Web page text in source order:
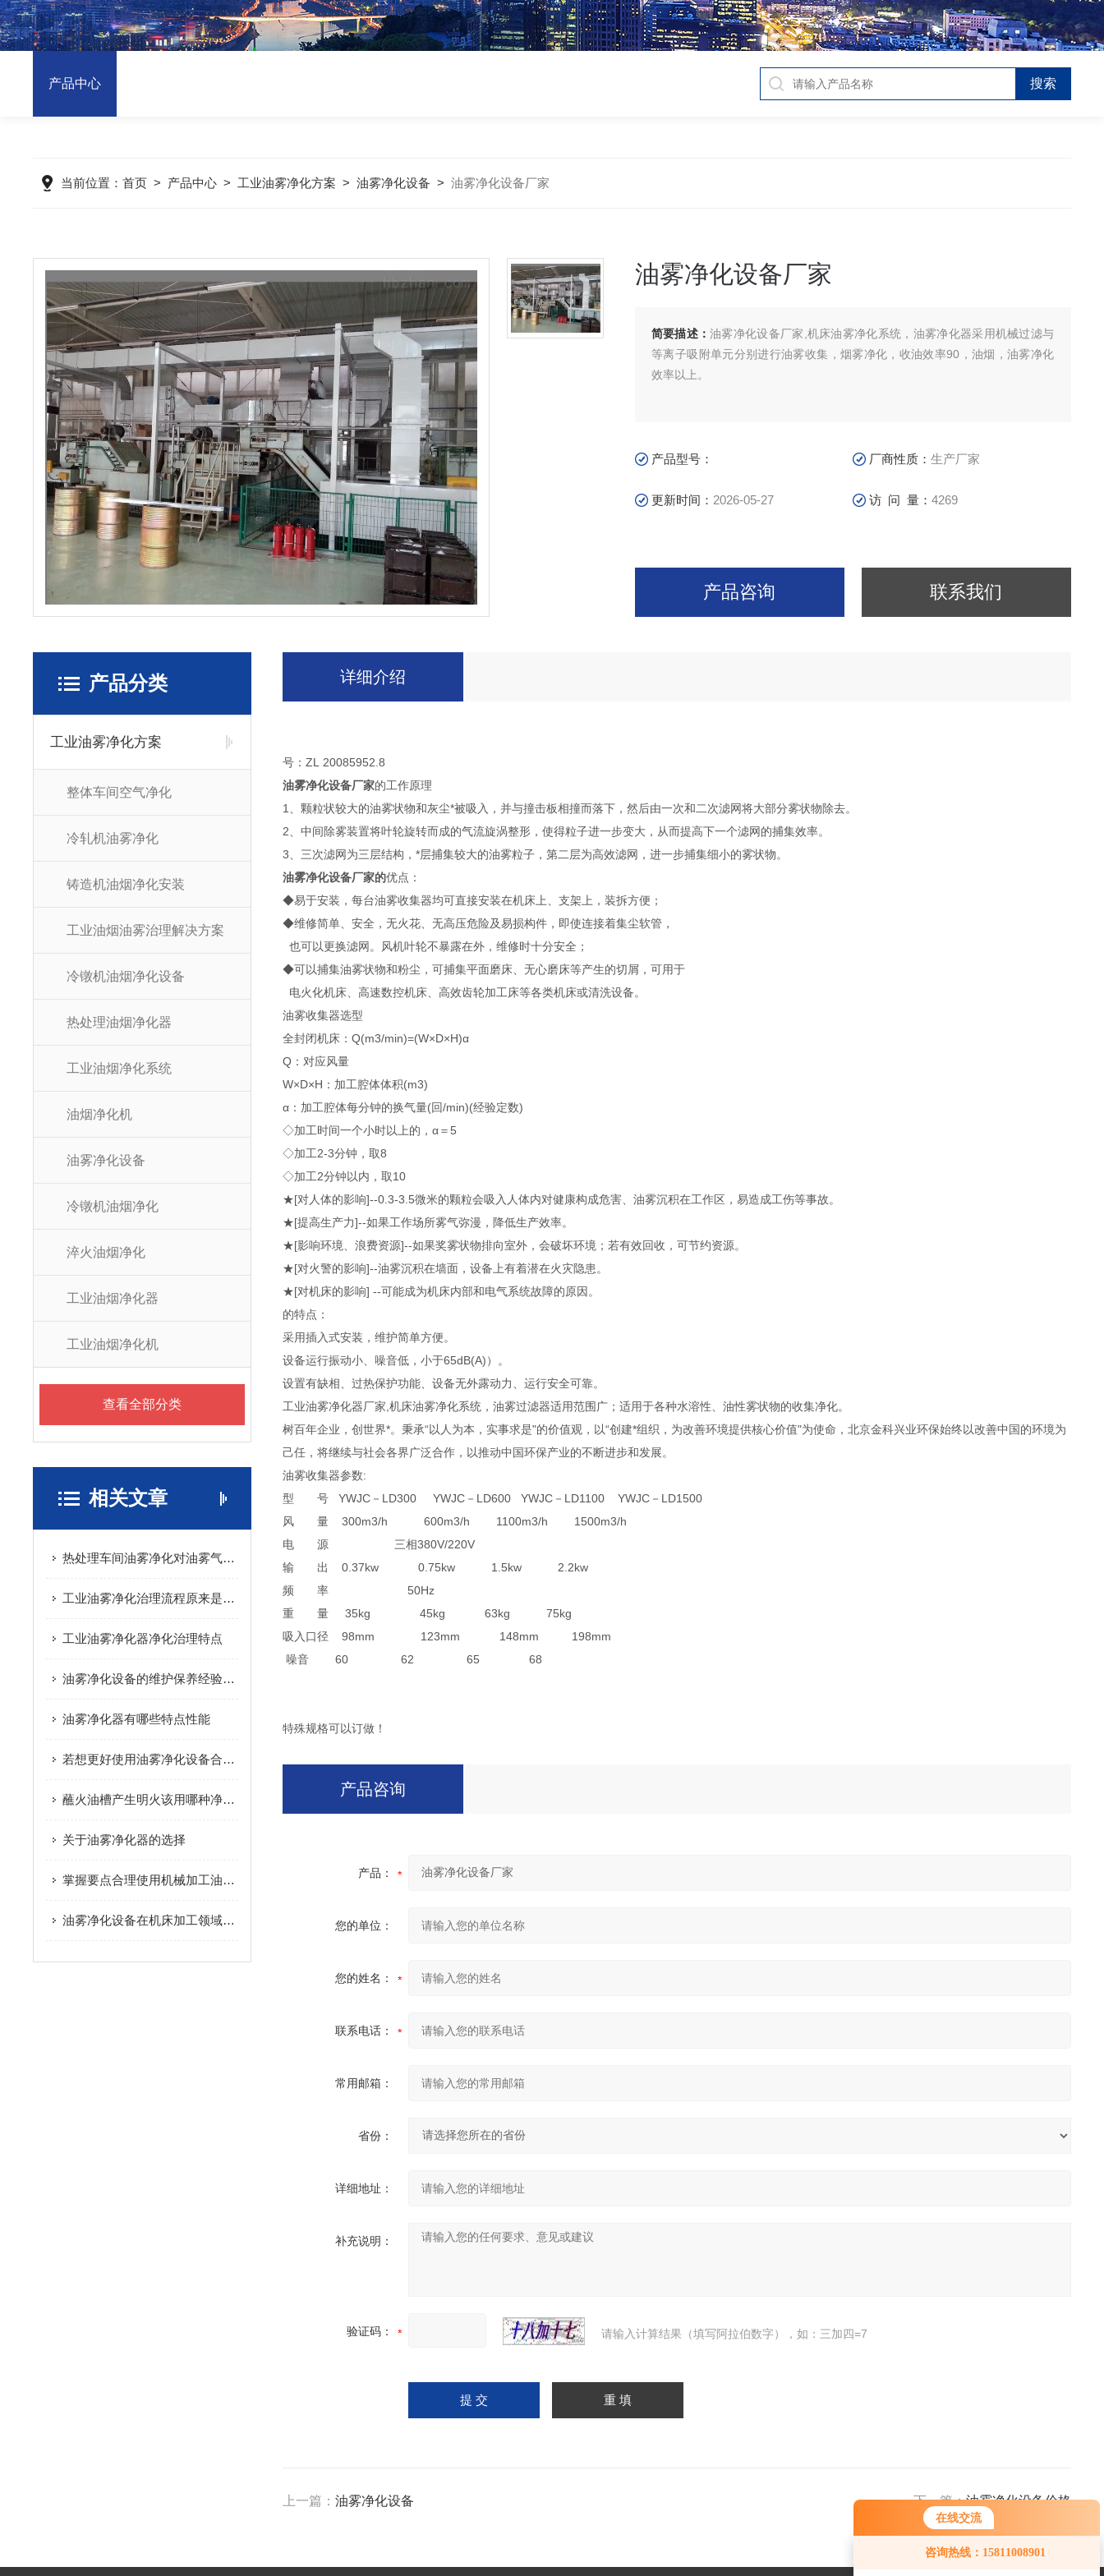
在线交流
咨询热线：15811008901
产品中心
当前位置：首页 > 产品中心 > 工业油雾净化方案 >油雾净化设备 >油雾净化设备厂家
油雾净化设备厂家
简要描述：油雾净化设备厂家,机床油雾净化系统，油雾净化器采用机械过滤与
等离子吸附单元分别进行油雾收集，烟雾净化，收油效率90，油烟，油雾净化
效率以上。
产品型号： 厂商性质：生产厂家
更新时间： 2026-05-27 访 问 量：4269
产品咨询 联系我们
产品分类
工业油雾净化方案
整体车间空气净化
冷轧机油雾净化
铸造机油烟净化安装
工业油烟油雾治理解决方案
冷镦机油烟净化设备
热处理油烟净化器
工业油烟净化系统
油烟净化机
油雾净化设备
冷镦机油烟净化
淬火油烟净化
工业油烟净化器
工业油烟净化机
查看全部分类
相关文章
热处理车间油雾净化对油雾气体进行净化处理
工业油雾净化治理流程原来是这样的
工业油雾净化器净化治理特点
油雾净化设备的维护保养经验分享，新手值得借鉴
油雾净化器有哪些特点性能
若想更好使用油雾净化设备合理的维护方法很重要
蘸火油槽产生明火该用哪种净化方式处理呢？
关于油雾净化器的选择
掌握要点合理使用机械加工油雾净化设备
油雾净化设备在机床加工领域的应用
详细介绍
号：ZL 20085952.8
油雾净化设备厂家的工作原理
1、颗粒状较大的油雾状物和灰尘*被吸入，并与撞击板相撞而落下，然后由一次和二次滤网将大部分雾状物除去。
2、中间除雾装置将叶轮旋转而成的气流旋涡整形，使得粒子进一步变大，从而提高下一个滤网的捕集效率。
3、三次滤网为三层结构，*层捕集较大的油雾粒子，第二层为高效滤网，进一步捕集细小的雾状物。
油雾净化设备厂家的优点：
◆易于安装，每台油雾收集器均可直接安装在机床上、支架上，装拆方便；
◆维修简单、安全，无火花、无高压危险及易损构件，即使连接着集尘软管，
也可以更换滤网。风机叶轮不暴露在外，维修时十分安全；
◆可以捕集油雾状物和粉尘，可捕集平面磨床、无心磨床等产生的切屑，可用于
电火化机床、高速数控机床、高效齿轮加工床等各类机床或清洗设备。
油雾收集器选型
全封闭机床：Q(m3/min)=(W×D×H)α
Q：对应风量
W×D×H：加工腔体体积(m3)
α：加工腔体每分钟的换气量(回/min)(经验定数)
◇加工时间一个小时以上的，α＝5
◇加工2-3分钟，取8
◇加工2分钟以内，取10
★[对人体的影响]--0.3-3.5微米的颗粒会吸入人体内对健康构成危害、油雾沉积在工作区，易造成工伤等事故。
★[提高生产力]--如果工作场所雾气弥漫，降低生产效率。
★[影响环境、浪费资源]--如果奖雾状物排向室外，会破坏环境；若有效回收，可节约资源。
★[对火警的影响]--油雾沉积在墙面，设备上有着潜在火灾隐患。
★[对机床的影响] --可能成为机床内部和电气系统故障的原因。
的特点：
采用插入式安装，维护简单方便。
设备运行振动小、噪音低，小于65dB(A)）。
设置有缺相、过热保护功能、设备无外露动力、运行安全可靠。
工业油雾净化器厂家,机床油雾净化系统，油雾过滤器适用范围广；适用于各种水溶性、油性雾状物的收集净化。
树百年企业，创世界*。秉承“以人为本，实事求是"的价值观，以“创建*组织，为改善环境提供核心价值"为使命，北京金科兴业环保始终以改善中国的环境为
己任，将继续与社会各界广泛合作，以推动中国环保产业的不断进步和发展。
油雾收集器参数:
型 号 YWJC－LD300 YWJC－LD600 YWJC－LD1100 YWJC－LD1500
风 量 300m3/h 600m3/h 1100m3/h 1500m3/h
电 源 三相380V/220V
输 出 0.37kw 0.75kw 1.5kw 2.2kw
频 率 50Hz
重 量 35kg 45kg 63kg 75kg
吸入口径 98mm 123mm 148mm 198mm
噪音 60 62 65 68
特殊规格可以订做！
产品咨询
产品：
您的单位：
您的姓名：
联系电话：
常用邮箱：
省份：
详细地址：
补充说明：
验证码： 请输入计算结果（填写阿拉伯数字），如：三加四=7
上一篇： 油雾净化设备 下一篇：油雾净化设备价格